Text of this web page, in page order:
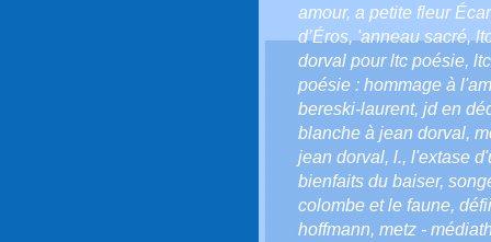
amour, a petite fleur
d’Éros,'anneau sacré,
dorval pour ltc poésie,
poésie : hommage à
bereski-laurent, jd en
blanche à jean dorval,
jean dorval, l., l'extase
bienfaits du baiser,
colombe et le faune,
hoffmann, metz -